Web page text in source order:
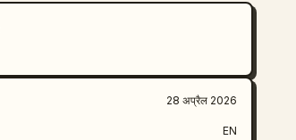
28 अप्रैल 2026
EN